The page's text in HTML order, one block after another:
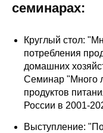
семинарах:
Круглый стол:
потребления
домашних
Семинар "Много
продуктов
России в 2001-
Выступление: